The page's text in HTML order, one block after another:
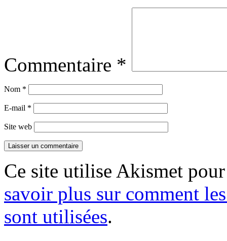
Commentaire *
Nom *
E-mail *
Site web
Ce site utilise Akismet
savoir plus sur comment
sont utilisées.